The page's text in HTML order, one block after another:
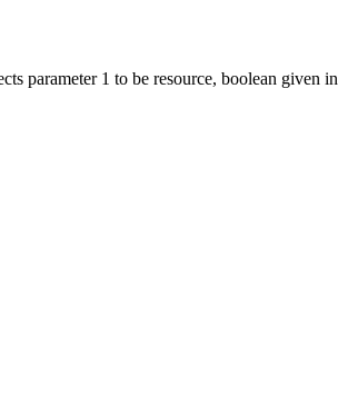
parameter 1 to be resource, boolean given in